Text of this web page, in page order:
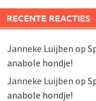
RECENTE REACTIES
Janneke Luijben op
anabole hondje!
Janneke Luijben op
anabole hondje!